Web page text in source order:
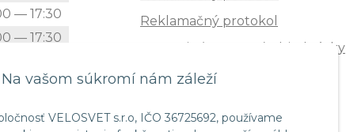
Na vašom súkromí nám záleží
VELOSVET s.r.o, IČO 36725692, používame
— 17:30
— 17:30
— 12:00
Reklamačný protokol
Zrušenie (STORNO) objednávky
Doprava
Štatút súťaže "Vianoce 2025"